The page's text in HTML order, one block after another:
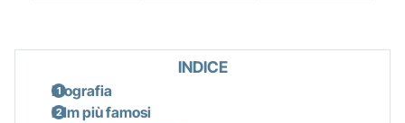
INDICE
Biografia
Film più famosi